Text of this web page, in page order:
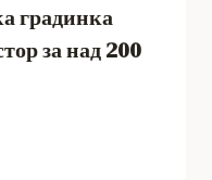
градинка
за над 200